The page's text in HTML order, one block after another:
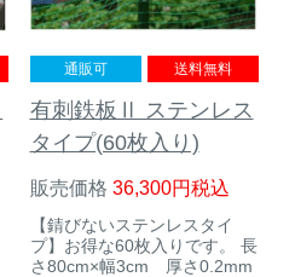
通販可 送料無料
有刺鉄板Ⅱ ステンレス
タイプ(60枚入り)
販売価格 36,300 税込
【錆びないステンレスタイ
プ】お得な60枚入りです。 長
さ80cm×幅3cm 厚さ0.2mm